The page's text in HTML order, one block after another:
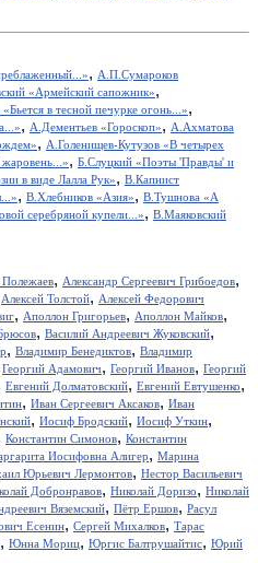
, А.П.Сумароков
«Армейский сапожник»,
в тесной печурке огонь...»,
, А.Дементьев «Гороскоп», А.Ахматова
, А.Голенищев-Кутузов «В четырех
, Б.Слуцкий «Поэты 'Правды' и
в виде Лалла Рук», В.Капнист
, В.Хлебников «Азия», В.Тушнова «А
серебряной купели...», В.Маяковский
Полежаев, Александр Сергеевич Грибоедов,
Алексей Толстой, Алексей Федорович
, Аполлон Григорьев, Аполлон Майков,
, Василий Андреевич Жуковский,
, Владимир Бенедиктов, Владимир
Георгий Адамович, Георгий Иванов, Георгий
Евгений Долматовский, Евгений Евтушенко,
, Иван Сергеевич Аксаков, Иван
, Иосиф Бродский, Иосиф Уткин,
Константин Симонов, Константин
Иосифовна Алигер, Марина
Юрьевич Лермонтов, Нестор Васильевич
Добронравов, Николай Доризо, Николай
Вяземский, Пётр Ершов, Расул
Есенин, Сергей Михалков, Тарас
, Юнна Мориц, Юргис Балтрушайтис, Юрий